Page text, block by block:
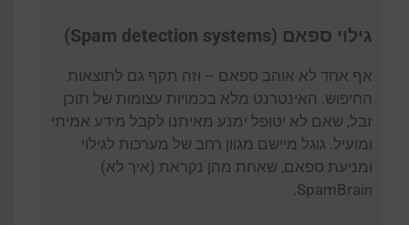
גילוי ספאם (Spam detection systems)
אף אחד לא אוהב ספאם – וזה תקף גם לתוצאות
החיפוש. האינטרנט מלא בכמויות עצומות של תוכן
זבל, שאם לא יטופל ימנע מאיתנו לקבל מידע אמיתי
ומועיל. גוגל מיישם מגוון רחב של מערכות לגילוי
ומניעת ספאם, שאחת מהן נקראת (איך לא)
SpamBrain.